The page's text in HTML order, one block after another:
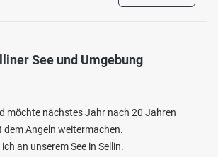
See und Umgebung
möchte nächstes Jahr nach 20 Jahren
dem Angeln weitermachen.
an unserem See in Sellin.